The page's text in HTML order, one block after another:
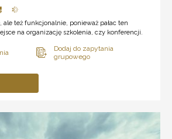
też funkcjonalnie, ponieważ pałac ten
na organizację szkolenia, czy konferencji.